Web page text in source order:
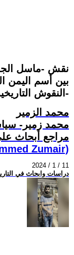
نقش -ماسل
بين أسم اليمن
النقوش التاريخية-
محمد الزمير
‏محمد زمير-
مراجع أبحاث
Zumair)
2024 / 1 / 11
دراسات وابحاث في